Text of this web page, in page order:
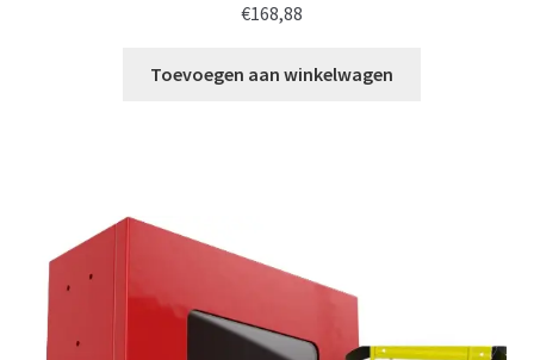
€168,88
Toevoegen aan winkelwagen